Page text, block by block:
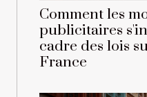
Comment les
publicitaires
cadre des lois
France